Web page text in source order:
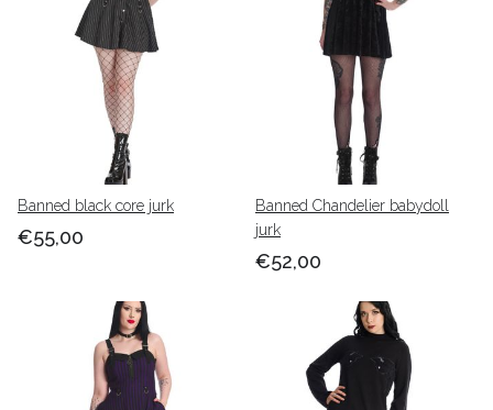
Banned black core jurk
€55,00
Banned Chandelier babydoll
jurk
€52,00